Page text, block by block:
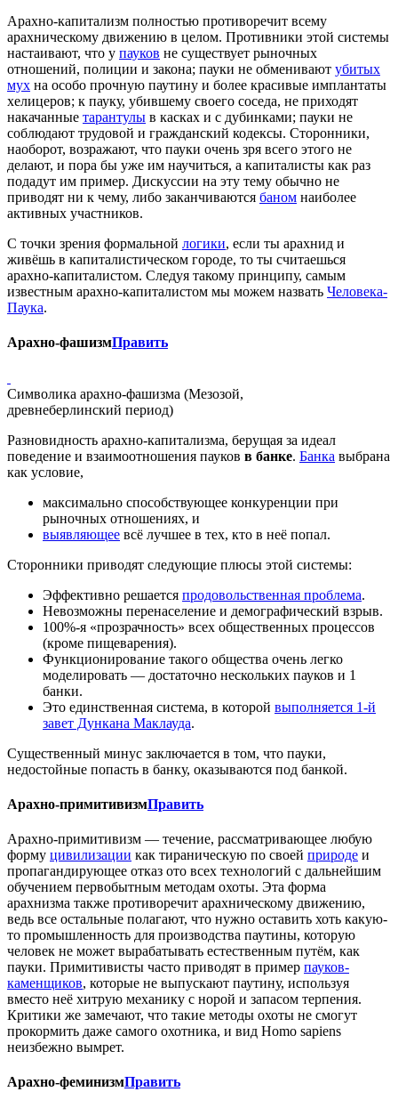
Арахно-капитализм полностью противоречит всему
арахническому движению в целом. Противники этой системы
настаивают, что у пауков не существует рыночных
отношений, полиции и закона; пауки не обменивают убитых
мух на особо прочную паутину и более красивые имплантаты
хелицеров; к пауку, убившему своего соседа, не приходят
накачанные тарантулы в касках и с дубинками; пауки не
соблюдают трудовой и гражданский кодексы. Сторонники,
наоборот, возражают, что пауки очень зря всего этого не
делают, и пора бы уже им научиться, а капиталисты как раз
подадут им пример. Дискуссии на эту тему обычно не
приводят ни к чему, либо заканчиваются баном наиболее
активных участников.
С точки зрения формальной логики, если ты арахнид и
живёшь в капиталистическом городе, то ты считаешься
арахно-капиталистом. Следуя такому принципу, самым
известным арахно-капиталистом мы можем назвать Человека-
Паука.
Арахно-фашизмПравить
Символика арахно-фашизма (Мезозой,
древнеберлинский период)
Разновидность арахно-капитализма, берущая за идеал
поведение и взаимоотношения пауков в банке. Банка выбрана
как условие,
максимально способствующее конкуренции при
рыночных отношениях, и
выявляющее всё лучшее в тех, кто в неё попал.
Сторонники приводят следующие плюсы этой системы:
Эффективно решается продовольственная проблема.
Невозможны перенаселение и демографический взрыв.
100%-я «прозрачность» всех общественных процессов
(кроме пищеварения).
Функционирование такого общества очень легко
моделировать — достаточно нескольких пауков и 1
банки.
Это единственная система, в которой выполняется 1-й
завет Дункана Маклауда.
Существенный минус заключается в том, что пауки,
недостойные попасть в банку, оказываются под банкой.
Арахно-примитивизмПравить
Арахно-примитивизм — течение, рассматривающее любую
форму цивилизации как тираническую по своей природе и
пропагандирующее отказ ото всех технологий с дальнейшим
обучением первобытным методам охоты. Эта форма
арахнизма также противоречит арахническому движению,
ведь все остальные полагают, что нужно оставить хоть какую-
то промышленность для производства паутины, которую
человек не может вырабатывать естественным путём, как
пауки. Примитивисты часто приводят в пример пауков-
каменщиков, которые не выпускают паутину, используя
вместо неё хитрую механику с норой и запасом терпения.
Критики же замечают, что такие методы охоты не смогут
прокормить даже самого охотника, и вид Homo sapiens
неизбежно вымрет.
Арахно-феминизмПравить